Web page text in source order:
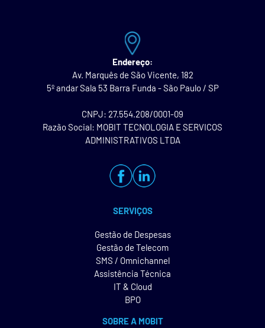
Endereço:
Av. Marquês de São Vicente, 182
5º andar Sala 53 Barra Funda - São Paulo / SP
CNPJ: 27.554.208/0001-09
Razão Social: MOBIT TECNOLOGIA E SERVICOS
ADMINISTRATIVOS LTDA
SERVIÇOS
Gestão de Despesas
Gestão de Telecom
SMS / Omnichannel
Assistência Técnica
IT & Cloud
BPO
SOBRE A MOBIT